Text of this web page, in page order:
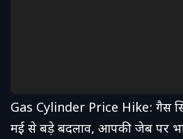
Gas Cylinder Price Hike: गैस
मई से बड़े बदलाव, आपकी जेब पर